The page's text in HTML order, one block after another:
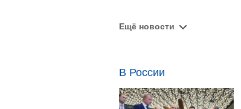
Ещё новости
В России